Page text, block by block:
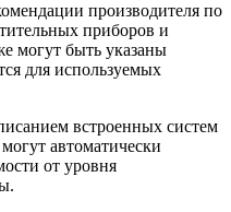
производителя по
приборов и
могут быть указаны
для используемых
встроенных систем
автоматически
от уровня